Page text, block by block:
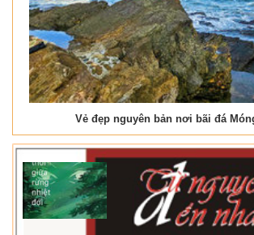
Vẻ đẹp nguyên bản nơi bãi đá